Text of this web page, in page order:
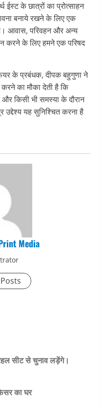
ईस्ट के छात्रों का प्रोत्साहन
बनाये रखने के लिए एक
आवास, परिवहन और अन्य
करने के लिए हमने एक परिषद
के प्रबंधक, दीपक बहुगुणा ने
का मौका देती है कि
किसी भी समस्या के दौरान
यह सुनिश्चित करना है
Media
सीट से चुनाव लड़ेंगे।
का घर